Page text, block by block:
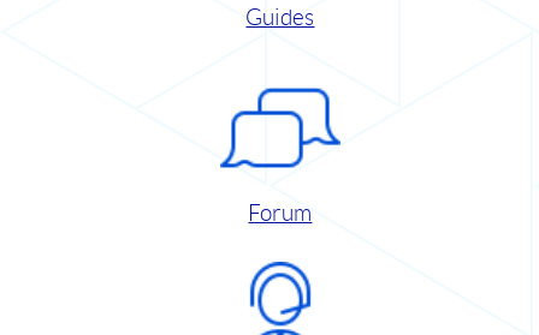
Guides
Forum